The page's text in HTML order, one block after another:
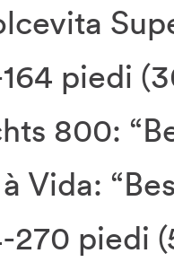
piedi
800:
Vida:
270 piedi